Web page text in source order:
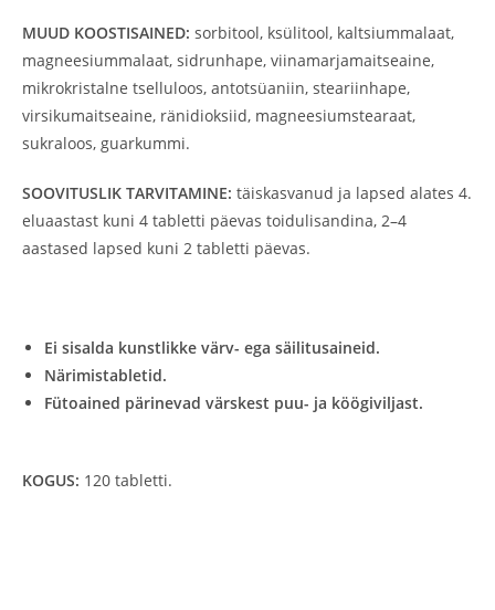
MUUD KOOSTISAINED: sorbitool, ksülitool, kaltsiummalaat,
magneesiummalaat, sidrunhape, viinamarjamaitseaine,
mikrokristalne tselluloos, antotsüaniin, steariinhape,
virsikumaitseaine, ränidioksiid, magneesiumstearaat,
sukraloos, guarkummi.
SOOVITUSLIK TARVITAMINE: täiskasvanud ja lapsed alates 4.
eluaastast kuni 4 tabletti päevas toidulisandina, 2–4
aastased lapsed kuni 2 tabletti päevas.
Ei sisalda kunstlikke värv- ega säilitusaineid.
Närimistabletid.
Fütoained pärinevad värskest puu- ja köögiviljast.
KOGUS: 120 tabletti.